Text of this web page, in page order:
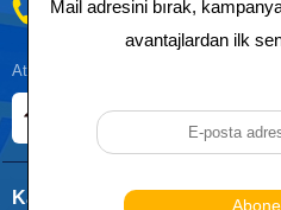
0212 955 5515
Atatürk, Kıraç Mevkii, Orhan Veli Cd.
E-ticaret Sitemiz
Etbis Kayıtlıdır
Kategoriler